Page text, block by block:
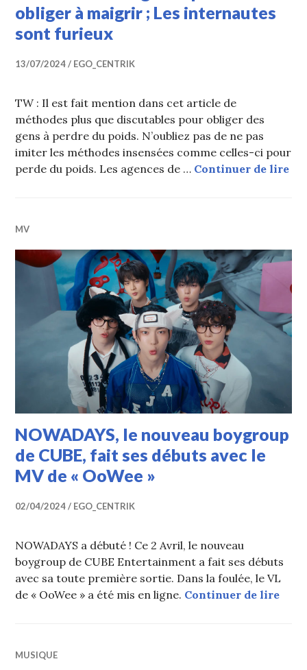
obliger à maigrir ; Les internautes
sont furieux
13/07/2024 EGO_CENTRIK
TW : Il est fait mention dans cet article de
méthodes plus que discutables pour obliger des
gens à perdre du poids. N’oubliez pas de ne pas
imiter les méthodes insensées comme celles-ci pour
perde du poids. Les agences de … Continuer de lire
MV
NOWADAYS, le nouveau boygroup
de CUBE, fait ses débuts avec le
MV de « OoWee »
02/04/2024 EGO_CENTRIK
NOWADAYS a débuté ! Ce 2 Avril, le nouveau
boygroup de CUBE Entertainment a fait ses débuts
avec sa toute première sortie. Dans la foulée, le VL
de « OoWee » a été mis en ligne. Continuer de lire
MUSIQUE